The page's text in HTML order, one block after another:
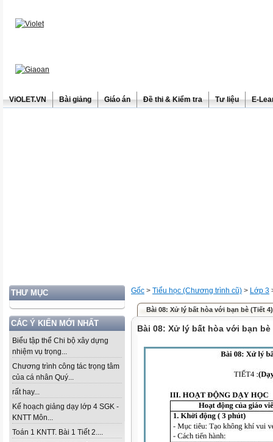
ViOLET.VN Bài giảng Giáo án Đề thi & Kiểm tra Tư liệu E-
THƯ MỤC
CÁC Ý KIẾN MỚI NHẤT
Biểu tập thể Chi bộ xây dựng
nhiệm vụ trọng...
Chương trình công tác trọng tâm
của cá nhân Quý...
rất hay...
Kế hoạch giảng dạy lớp 4 SGK -
KNTT Môn...
Toán 1 KNTT. Bài 1 Tiết 2....
Gốc > Tiểu học (Chương trình cũ) > Lớp 3
Bài 08: Xử lý bất hòa với bạn bè (Tiết 4)
Bài 08: Xử lý bất hòa với bạn bè